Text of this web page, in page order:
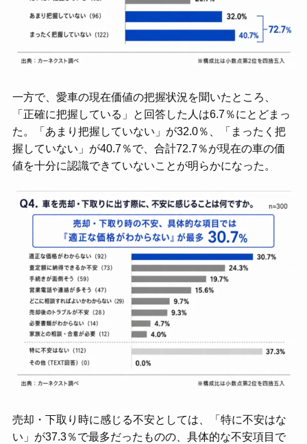
一方で、愛車の現在価値の把握状況を聞いたところ、
「正確に把握している」と回答した人は6.7％にとどまっ
た。「あまり把握していない」が32.0％、「まったく把
握していない」が40.7％で、合計72.7％が現在の車の価
値を十分に認識できていないことが明らかになった。
売却・下取り時に感じる不安としては、「特に不安はな
い」が37.3％で最多だったものの、具体的な不安項目で